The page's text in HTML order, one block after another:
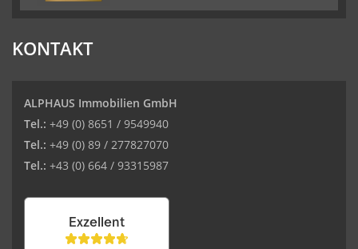
KONTAKT
ALPHAUS Immobilien GmbH
Tel.: +49 (0) 8651 / 9549940
Tel.: +49 (0) 89 / 277827070
Tel.: +43 (0) 664 / 93315987